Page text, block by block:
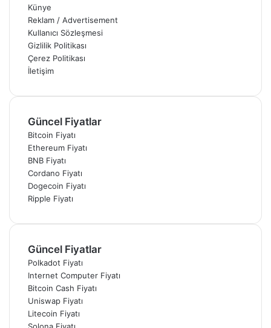
Künye
Reklam / Advertisement
Kullanıcı Sözleşmesi
Gizlilik Politikası
Çerez Politikası
İletişim
Güncel Fiyatlar
Bitcoin Fiyatı
Ethereum Fiyatı
BNB Fiyatı
Cordano Fiyatı
Dogecoin Fiyatı
Ripple Fiyatı
Güncel Fiyatlar
Polkadot Fiyatı
Internet Computer Fiyatı
Bitcoin Cash Fiyatı
Uniswap Fiyatı
Litecoin Fiyatı